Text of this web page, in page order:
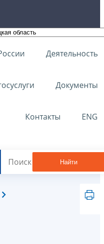
Деятельность
Документы
Контакты ENG
Найти